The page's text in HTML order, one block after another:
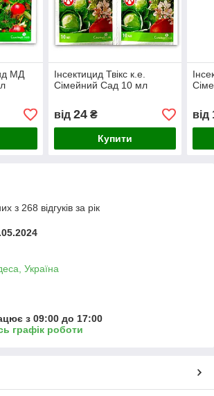
МД
Інсектицид Твікс к.е.
Сімейний Сад 10 мл
від 24₴
Купити
від
з 268 відгуків за рік
Україна
з 09:00 до 17:00
графік роботи